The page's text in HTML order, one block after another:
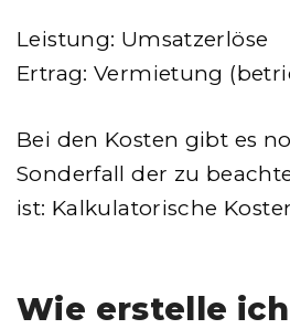
Leistung: Umsatzerlöse
Ertrag: Vermietung
Bei den Kosten gibt es
Sonderfall der zu
ist: Kalkulatorische
Wie erstelle